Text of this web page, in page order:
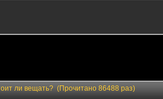
ли вещать? (Прочитано 86488 раз)